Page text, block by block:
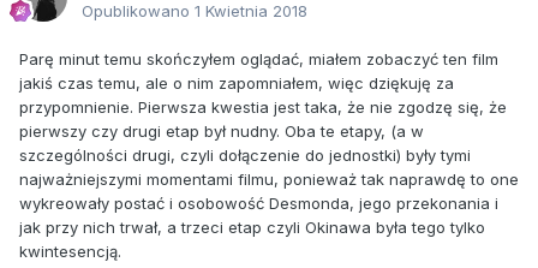
Opublikowano 1 Kwietnia 2018
Parę minut temu skończyłem oglądać, miałem zobaczyć ten film
jakiś czas temu, ale o nim zapomniałem, więc dziękuję za
przypomnienie. Pierwsza kwestia jest taka, że nie zgodzę się, że
pierwszy czy drugi etap był nudny. Oba te etapy, (a w
szczególności drugi, czyli dołączenie do jednostki) były tymi
najważniejszymi momentami filmu, ponieważ tak naprawdę to one
wykreowały postać i osobowość Desmonda, jego przekonania i
jak przy nich trwał, a trzeci etap czyli Okinawa była tego tylko
kwintesencją.